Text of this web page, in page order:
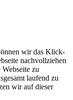
wir das Klick-
nachvollziehen
zu
laufend zu
wir auf dieser